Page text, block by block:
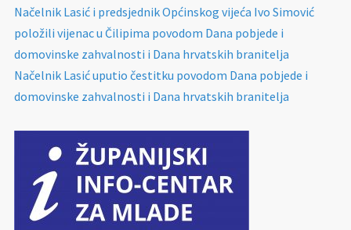
Načelnik Lasić i predsjednik Općinskog vijeća Ivo Simović
položili vijenac u Čilipima povodom Dana pobjede i
domovinske zahvalnosti i Dana hrvatskih branitelja
Načelnik Lasić uputio čestitku povodom Dana pobjede i
domovinske zahvalnosti i Dana hrvatskih branitelja